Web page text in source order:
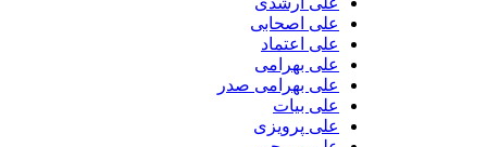
علی اصحابی
علی اعتماد
علی بهرامی
علی بهرامی صدر
علی بیات
علی پرویزی